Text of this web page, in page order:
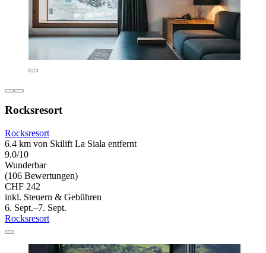
Rocksresort
Rocksresort
6.4 km von Skilift La Siala entfernt
9.0/10
Wunderbar
(106 Bewertungen)
CHF 242
inkl. Steuern & Gebühren
6. Sept.–7. Sept.
Rocksresort